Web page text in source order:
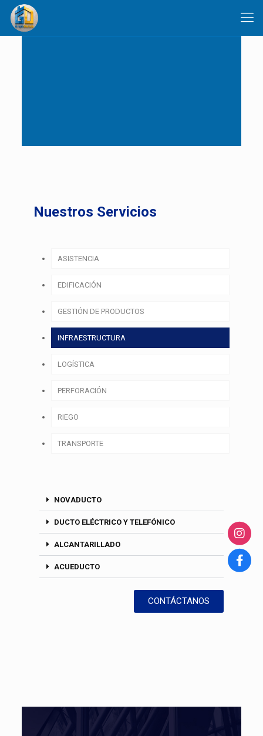
Nuestros Servicios
ASISTENCIA
EDIFICACIÓN
GESTIÓN DE PRODUCTOS
INFRAESTRUCTURA
LOGÍSTICA
PERFORACIÓN
RIEGO
TRANSPORTE
NOVADUCTO
DUCTO ELÉCTRICO Y TELEFÓNICO
ALCANTARILLADO
ACUEDUCTO
CONTÁCTANOS